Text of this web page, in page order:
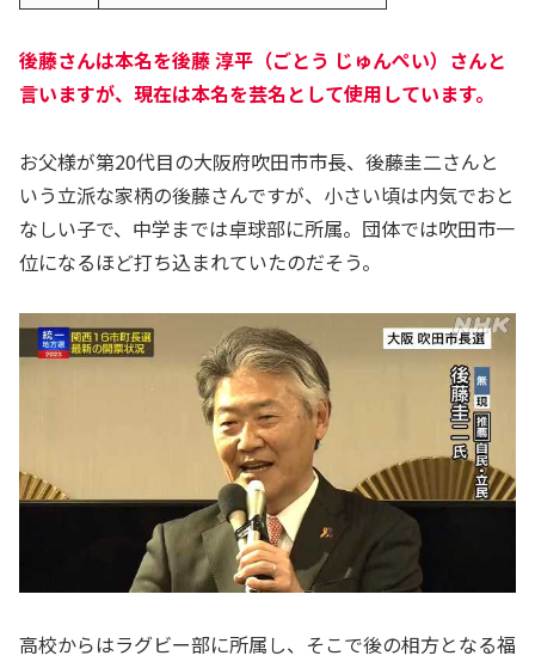
後藤さんは本名を後藤 淳平（ごとう じゅんぺい）さんと
言いますが、現在は本名を芸名として使用しています。
お父様が第20代目の大阪府吹田市市長、後藤圭二さんと
いう立派な家柄の後藤さんですが、小さい頃は内気でおと
なしい子で、中学までは卓球部に所属。団体では吹田市一
位になるほど打ち込まれていたのだそう。
高校からはラグビー部に所属し、そこで後の相方となる福